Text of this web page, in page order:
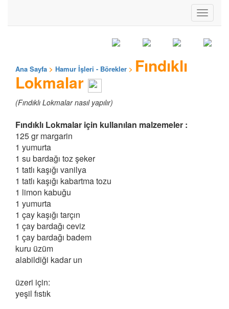
Toggle
Ana Sayfa > Hamur İşleri - Börekler > Fındıklı
Lokmalar
(Fındıklı Lokmalar nasıl yapılır)
Fındıklı Lokmalar için kullanılan malzemeler :
125 gr margarin
1 yumurta
1 su bardağı toz şeker
1 tatlı kaşığı vanilya
1 tatlı kaşığı kabartma tozu
1 limon kabuğu
1 yumurta
1 çay kaşığı tarçın
1 çay bardağı ceviz
1 çay bardağı badem
kuru üzüm
alabildiği kadar un
üzeri için:
yeşil fıstık